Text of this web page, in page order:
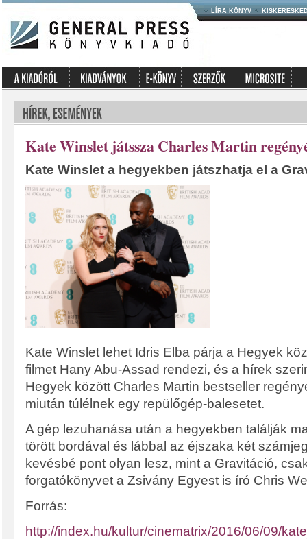
LÍRA KÖNYV
Kate Winslet játssza Charles Martin
Kate Winslet a hegyekben játszhatja el a
Kate Winslet lehet Idris Elba párja a Hegyek
filmet Hany Abu-Assad rendezi, és a hírek
Hegyek között Charles Martin bestseller
miután túlélnek egy repülőgép-balesetet.
A gép lezuhanása után a hegyekben találják
törött bordával és lábbal az éjszaka két
kevésbé pont olyan lesz, mint a Gravitáció,
forgatókönyvet a Zsivány Egyest is író Chris
Forrás:
http://index.hu/kultur/cinematrix/2016/06/09/